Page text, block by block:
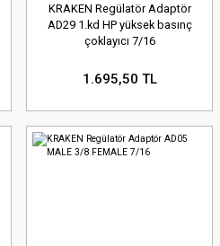
KRAKEN Regülatör Adaptör
AD29 1.kd HP yüksek basınç
çoklayıcı 7/16
1.695,50 TL